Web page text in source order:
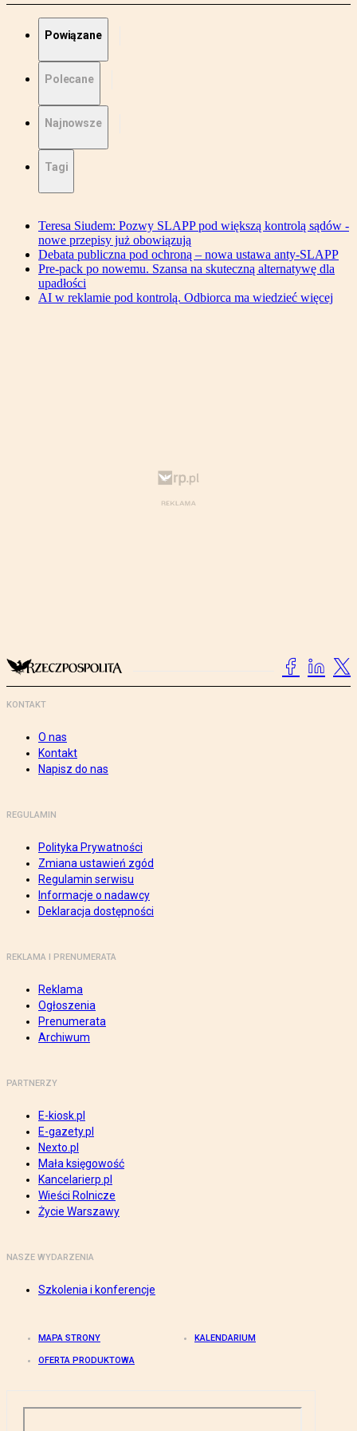
Powiązane
Polecane
Najnowsze
Tagi
Teresa Siudem: Pozwy SLAPP pod większą kontrolą sądów -
nowe przepisy już obowiązują
Debata publiczna pod ochroną – nowa ustawa anty-SLAPP
Pre-pack po nowemu. Szansa na skuteczną alternatywę dla
upadłości
AI w reklamie pod kontrolą. Odbiorca ma wiedzieć więcej
KONTAKT
O nas
Kontakt
Napisz do nas
REGULAMIN
Polityka Prywatności
Zmiana ustawień zgód
Regulamin serwisu
Informacje o nadawcy
Deklaracja dostępności
REKLAMA I PRENUMERATA
Reklama
Ogłoszenia
Prenumerata
Archiwum
PARTNERZY
E-kiosk.pl
E-gazety.pl
Nexto.pl
Mała księgowość
Kancelarierp.pl
Wieści Rolnicze
Życie Warszawy
NASZE WYDARZENIA
Szkolenia i konferencje
MAPA STRONY KALENDARIUM
OFERTA PRODUKTOWA